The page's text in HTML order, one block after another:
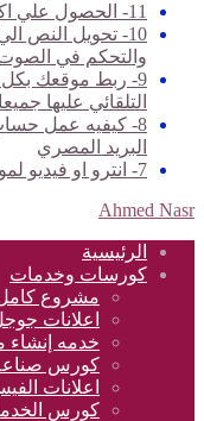
11- الحصول علي اكواد تخفيض في كل الشركات والمواقع
10- تحويل النص
والتحكم في
9- ربط موقعك بكل
التلقائي عليها
8- كيفيه عمل
البريد المصري
7- انترو او فيديو لموقعك او منتجك
Ahmed Nasr
الرئيسية
كورسات وخدمات
مشروع كامل
اعلانات
خدمه إنشاء
كورس صناعه
اعلانات
كورس